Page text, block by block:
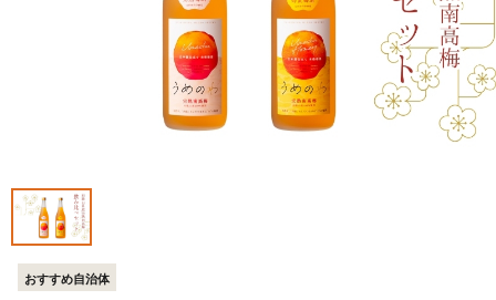
おすすめ自治体